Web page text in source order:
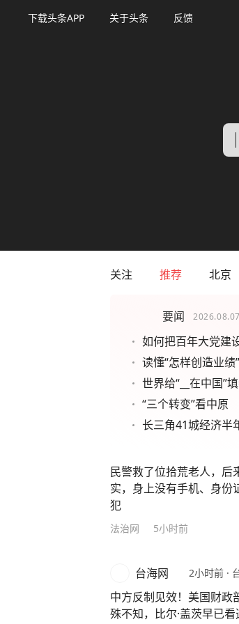
下载头条APP 关于头条 反馈
关注 推荐 北京
要闻 2026.08.07
如何把百年大党建
读懂“怎样创造业绩
世界给“__在中国”
“三个转变”看中原
长三角41城经济半
民警救了位拾荒老人，后
实，身上没有手机、身份
犯
法治网 5小时前
台海网 2小时前 ·
中方反制见效！美国财政
殊不知，比尔·盖茨早已